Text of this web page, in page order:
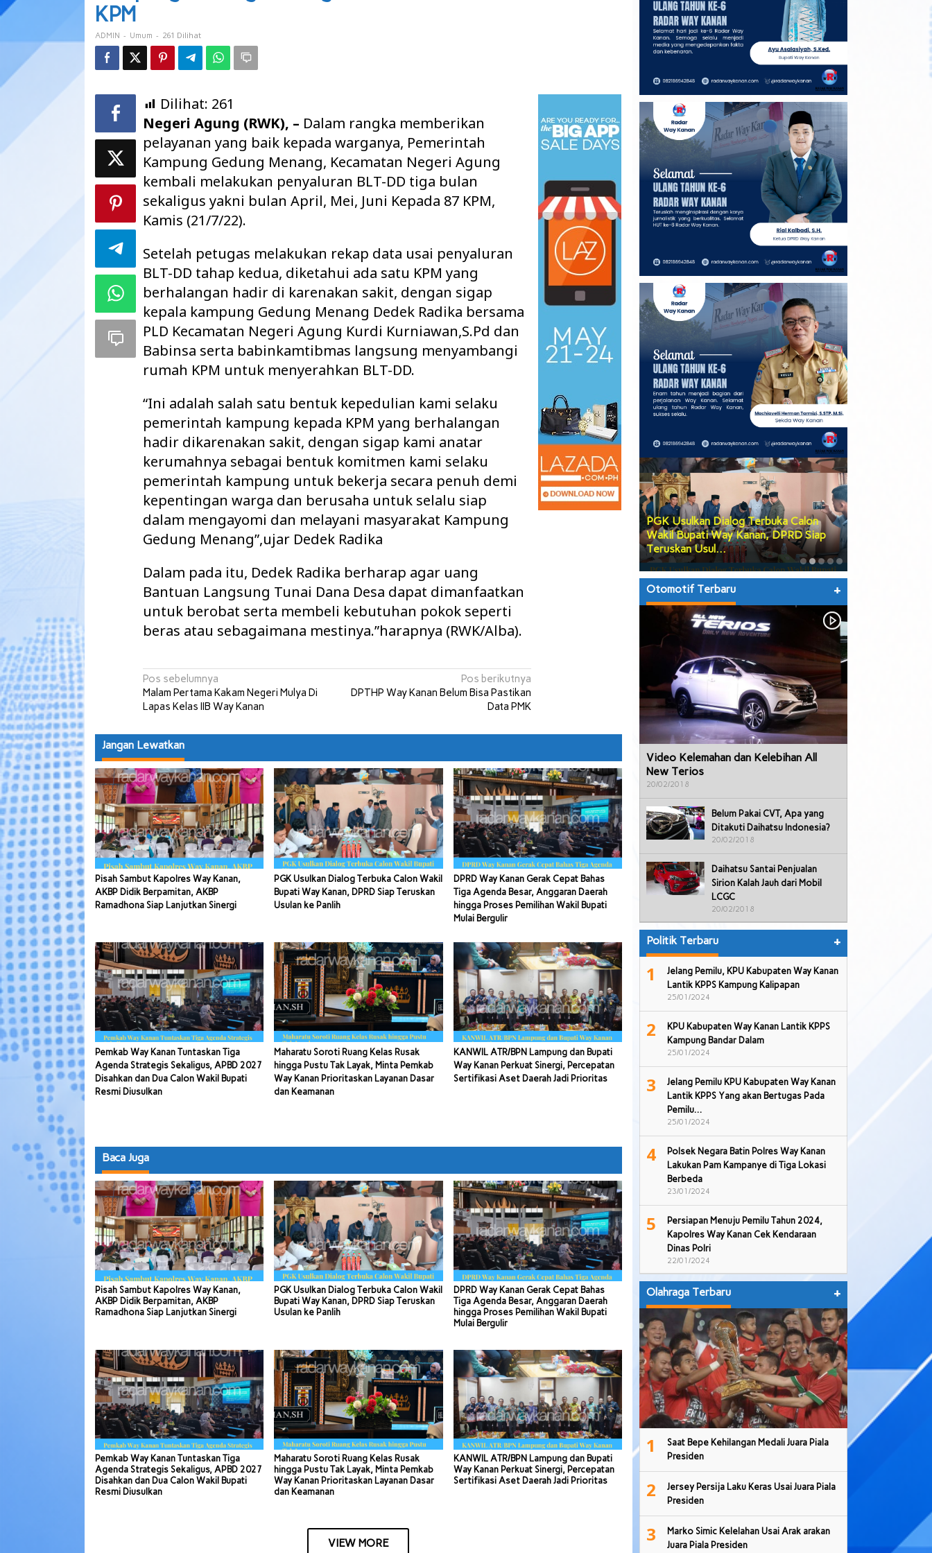
KPM
KPM
ADMIN - Umum - 261 Dilihat
Dilihat: 261
Negeri Agung (RWK), – Dalam rangka memberikan
pelayanan yang baik kepada warganya, Pemerintah
Kampung Gedung Menang, Kecamatan Negeri Agung
kembali melakukan penyaluran BLT-DD tiga bulan
sekaligus yakni bulan April, Mei, Juni Kepada 87 KPM,
Kamis (21/7/22).
Setelah petugas melakukan rekap data usai penyaluran
BLT-DD tahap kedua, diketahui ada satu KPM yang
berhalangan hadir di karenakan sakit, dengan sigap
kepala kampung Gedung Menang Dedek Radika bersama
PLD Kecamatan Negeri Agung Kurdi Kurniawan,S.Pd dan
Babinsa serta babinkamtibmas langsung menyambangi
rumah KPM untuk menyerahkan BLT-DD.
“Ini adalah salah satu bentuk kepedulian kami selaku
pemerintah kampung kepada KPM yang berhalangan
hadir dikarenakan sakit, dengan sigap kami anatar
kerumahnya sebagai bentuk komitmen kami selaku
pemerintah kampung untuk bekerja secara penuh demi
kepentingan warga dan berusaha untuk selalu siap
dalam mengayomi dan melayani masyarakat Kampung
Gedung Menang”,ujar Dedek Radika
Dalam pada itu, Dedek Radika berharap agar uang
Bantuan Langsung Tunai Dana Desa dapat dimanfaatkan
untuk berobat serta membeli kebutuhan pokok seperti
beras atau sebagaimana mestinya.”harapnya (RWK/Alba).
Navigasi
pos
Pos sebelumnya
Malam Pertama Kakam Negeri Mulya Di
Lapas Kelas IIB Way Kanan
Pos berikutnya
DPTHP Way Kanan Belum Bisa Pastikan
Data PMK
Jangan Lewatkan
Pisah Sambut Kapolres Way Kanan,
AKBP Didik Berpamitan, AKBP
Ramadhona Siap Lanjutkan Sinergi
PGK Usulkan Dialog Terbuka Calon Wakil
Bupati Way Kanan, DPRD Siap Teruskan
Usulan ke Panlih
DPRD Way Kanan Gerak Cepat Bahas
Tiga Agenda Besar, Anggaran Daerah
hingga Proses Pemilihan Wakil Bupati
Mulai Bergulir
Pemkab Way Kanan Tuntaskan Tiga
Agenda Strategis Sekaligus, APBD 2027
Disahkan dan Dua Calon Wakil Bupati
Resmi Diusulkan
Maharatu Soroti Ruang Kelas Rusak
hingga Pustu Tak Layak, Minta Pemkab
Way Kanan Prioritaskan Layanan Dasar
dan Keamanan
KANWIL ATR/BPN Lampung dan Bupati
Way Kanan Perkuat Sinergi, Percepatan
Sertifikasi Aset Daerah Jadi Prioritas
Baca Juga
Pisah Sambut Kapolres Way Kanan,
AKBP Didik Berpamitan, AKBP
Ramadhona Siap Lanjutkan Sinergi
PGK Usulkan Dialog Terbuka Calon Wakil
Bupati Way Kanan, DPRD Siap Teruskan
Usulan ke Panlih
DPRD Way Kanan Gerak Cepat Bahas
Tiga Agenda Besar, Anggaran Daerah
hingga Proses Pemilihan Wakil Bupati
Mulai Bergulir
Pemkab Way Kanan Tuntaskan Tiga
Agenda Strategis Sekaligus, APBD 2027
Disahkan dan Dua Calon Wakil Bupati
Resmi Diusulkan
Maharatu Soroti Ruang Kelas Rusak
hingga Pustu Tak Layak, Minta Pemkab
Way Kanan Prioritaskan Layanan Dasar
dan Keamanan
KANWIL ATR/BPN Lampung dan Bupati
Way Kanan Perkuat Sinergi, Percepatan
Sertifikasi Aset Daerah Jadi Prioritas
VIEW MORE
Maharatu Soroti Ruang Kelas Rusak
hingga Pustu Tak Layak, Minta Pemkab
Way Kanan…
Pisah Sambut Kapolres Way Kanan,
PGK Usulkan Dialog Terbuka Calon
Wakil Bupati Way Kanan, DPRD Siap
Teruskan Usul…
Otomotif Terbaru +
Video Kelemahan dan Kelebihan All
New Terios
20/02/2018
Belum Pakai CVT, Apa yang
Ditakuti Daihatsu Indonesia?
20/02/2018
Daihatsu Santai Penjualan
Sirion Kalah Jauh dari Mobil
LCGC
20/02/2018
Politik Terbaru +
1
Jelang Pemilu, KPU Kabupaten Way Kanan
Lantik KPPS Kampung Kalipapan
25/01/2024
2
KPU Kabupaten Way Kanan Lantik KPPS
Kampung Bandar Dalam
25/01/2024
3
Jelang Pemilu KPU Kabupaten Way Kanan
Lantik KPPS Yang akan Bertugas Pada
Pemilu…
25/01/2024
4
Polsek Negara Batin Polres Way Kanan
Lakukan Pam Kampanye di Tiga Lokasi
Berbeda
23/01/2024
5
Persiapan Menuju Pemilu Tahun 2024,
Kapolres Way Kanan Cek Kendaraan
Dinas Polri
22/01/2024
Olahraga Terbaru +
1
Saat Bepe Kehilangan Medali Juara Piala
Presiden
2
Jersey Persija Laku Keras Usai Juara Piala
Presiden
3
Marko Simic Kelelahan Usai Arak arakan
Juara Piala Presiden